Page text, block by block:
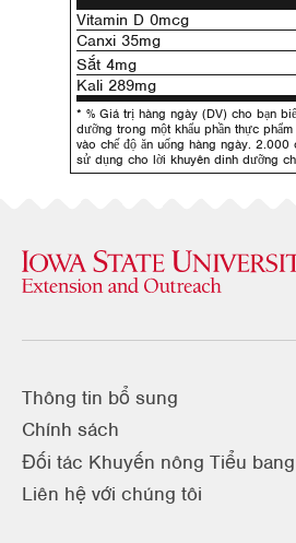
Vitamin D 0mcg
Canxi 35mg
Sắt 4mg
Kali 289mg
* % Giá trị hàng ngày (DV) cho bạn
dưỡng trong một khẩu phần thực
vào chế độ ăn uống hàng ngày.
sử dụng cho lời khuyên dinh dưỡng
Thông tin bổ sung
Chính sách
Đối tác Khuyến nông Tiểu
Liên hệ với chúng tôi